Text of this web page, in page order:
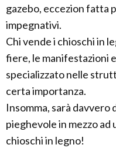
gazebo, eccezion fatta
impegnativi.
Chi vende i chioschi in
fiere, le manifestazioni
specializzato nelle
certa importanza.
Insomma, sarà
pieghevole in mezzo ad
chioschi in legno!